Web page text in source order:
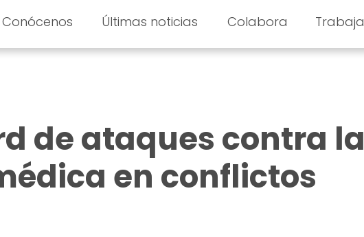
Conócenos Últimas noticias Colabora Trabaja
de ataques contra la
en conflictos